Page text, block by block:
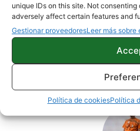
unique IDs on this site. Not
adversely affect certain features and
Gestionar proveedoresLeer más sobre
Política de cookiesPolítica
JUEGOS NOTICIAS